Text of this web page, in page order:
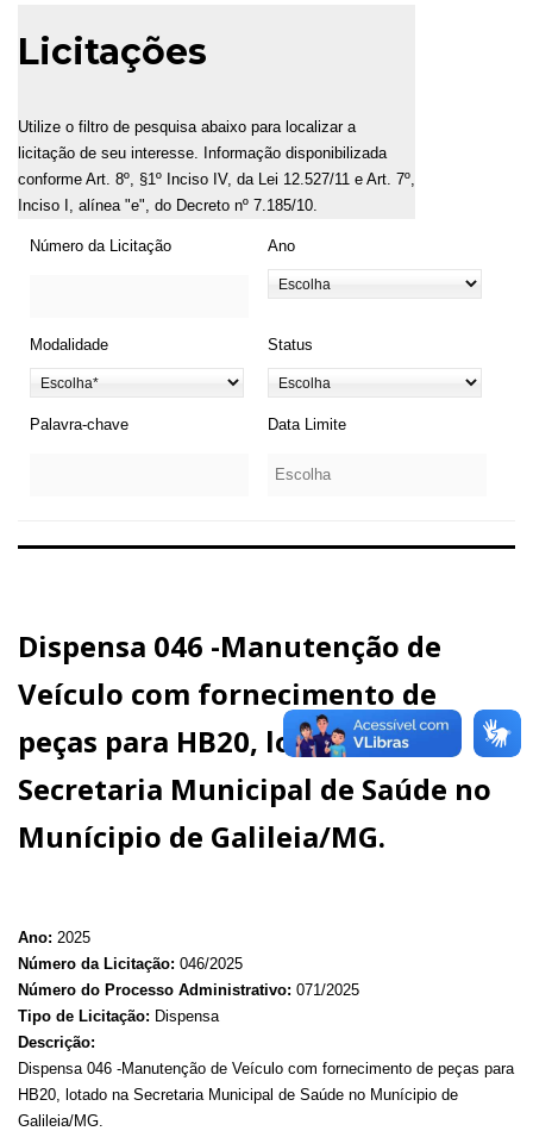
Licitações
Utilize o filtro de pesquisa abaixo para localizar a
licitação de seu interesse. Informação disponibilizada
conforme Art. 8º, §1º Inciso IV, da Lei 12.527/11 e Art. 7º,
Inciso I, alínea "e", do Decreto nº 7.185/10.
Número da Licitação Ano
Modalidade Status
Palavra-chave Data Limite
Dispensa 046 -Manutenção de
Veículo com fornecimento de
peças para HB20, lotado na
Secretaria Municipal de Saúde no
Munícipio de Galileia/MG.
Ano: 2025
Número da Licitação: 046/2025
Número do Processo Administrativo: 071/2025
Tipo de Licitação: Dispensa
Descrição:
Dispensa 046 -Manutenção de Veículo com fornecimento de peças para
HB20, lotado na Secretaria Municipal de Saúde no Munícipio de
Galileia/MG.